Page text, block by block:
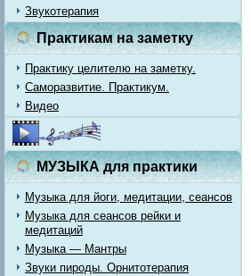
Звукотерапия
Практикам на заметку
Практику целителю на заметку.
Саморазвитие. Практикум.
Видео
МУЗЫКА для практики
Музыка для йоги, медитации, сеансов
Музыка для сеансов рейки и
медитаций
Музыка — Мантры
Звуки пироды. Орнитотерапия